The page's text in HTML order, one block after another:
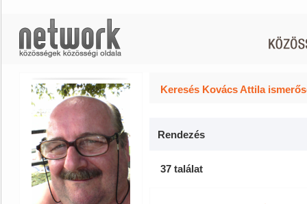
Keresés Kovács Attila
Rendezés
37 találat